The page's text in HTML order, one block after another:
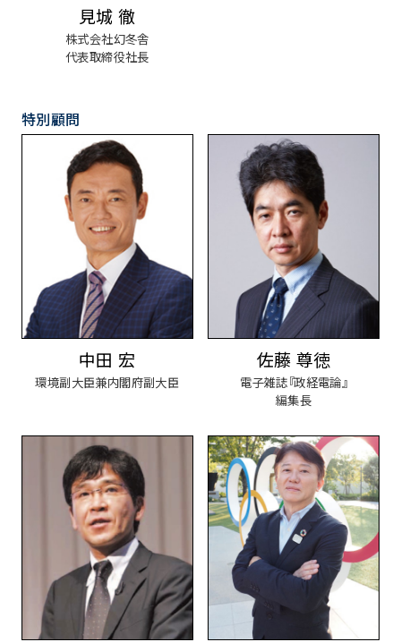
見城 徹
株式会社幻冬舎
代表取締役社長
特別顧問
中田 宏
環境副大臣兼内閣府副大臣
佐藤 尊徳
電子雑誌『政経電論』
編集長